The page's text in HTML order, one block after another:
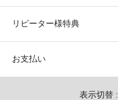
リピーター様特典
お支払い
表示切替 :